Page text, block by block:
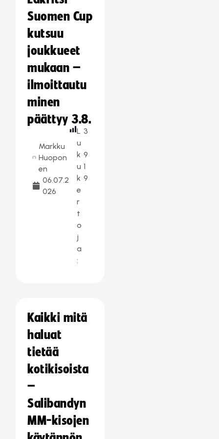
Suomen Cup
kutsuu
joukkueet
mukaan –
ilmoittautu
minen
päättyy 3.8.
Markku
Huopon
en
06.07.2
026
L
u
k
u
k
e
r
t
o
j
a
:
3
9
1
9
Kaikki mitä
haluat
tietää
kotikisoista
–
Salibandyn
MM-kisojen